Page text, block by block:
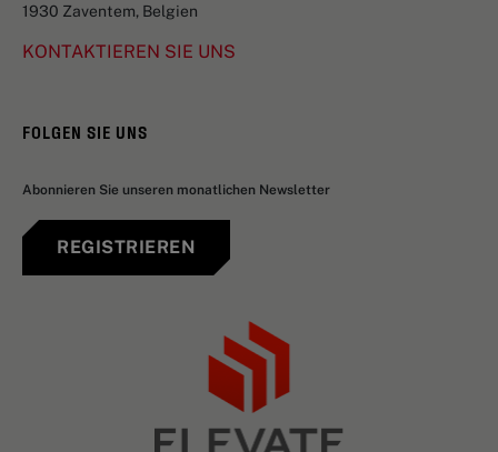
1930 Zaventem, Belgien
KONTAKTIEREN SIE UNS
FOLGEN SIE UNS
Abonnieren Sie unseren monatlichen Newsletter
REGISTRIEREN